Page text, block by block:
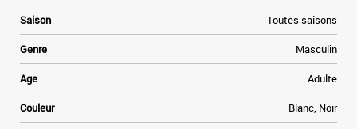
Saison Toutes saisons
Genre Masculin
Age Adulte
Couleur Blanc, Noir